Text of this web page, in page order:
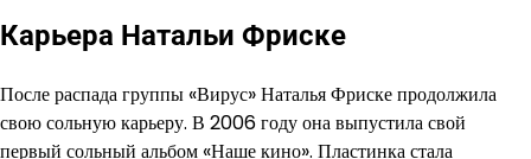
Карьера Натальи Фриске
После распада группы «Вирус» Наталья Фриске продолжила
свою сольную карьеру. В 2006 году она выпустила свой
первый сольный альбом «Наше кино». Пластинка стала